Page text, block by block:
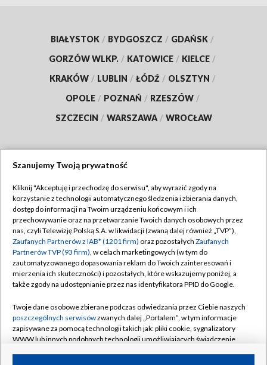
BIAŁYSTOK / BYDGOSZCZ / GDAŃSK /
GORZÓW WLKP. / KATOWICE / KIELCE /
KRAKÓW / LUBLIN / ŁÓDŹ / OLSZTYN /
OPOLE / POZNAŃ / RZESZÓW /
SZCZECIN / WARSZAWA / WROCŁAW
TVP
Abonament TVP
Emisja w TVP
Centrum informacji TVP
Naziemna Telewizja Cyfrowa
Rada Programowa
System NOS
Informacje o nadawcy
Regulamin TVP
Polityka prywatności
Moje zgody
Pomoc
Kontakt
Kanały
Szanujemy Twoją prywatność
Kliknij "Akceptuję i przechodzę do serwisu", aby wyrazić zgody na
korzystanie z technologii automatycznego śledzenia i zbierania danych,
dostęp do informacji na Twoim urządzeniu końcowym i ich
przechowywanie oraz na przetwarzanie Twoich danych osobowych przez
nas, czyli Telewizję Polską S.A. w likwidacji (zwaną dalej również „TVP”),
Zaufanych Partnerów z IAB* (1201 firm) oraz pozostałych Zaufanych
Partnerów TVP (93 firm), w celach marketingowych (w tym do
zautomatyzowanego dopasowania reklam do Twoich zainteresowań i
mierzenia ich skuteczności) i pozostałych, które wskazujemy poniżej, a
także zgody na udostępnianie przez nas identyfikatora PPID do Google.
Twoje dane osobowe zbierane podczas odwiedzania przez Ciebie naszych
poszczególnych serwisówzwanych dalej „Portalem”, w tym informacje
zapisywane za pomocą technologii takich jak: pliki cookie, sygnalizatory
WWW lub innych podobnych technologii umożliwiających świadczenie